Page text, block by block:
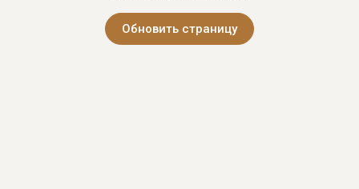
Обновить страницу